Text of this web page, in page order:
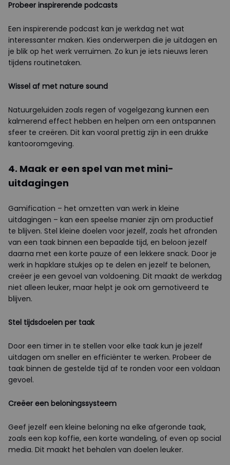
Probeer inspirerende podcasts
Een inspirerende podcast kan je werkdag net wat
interessanter maken. Kies onderwerpen die je uitdagen en
je blik op het werk verruimen. Zo kun je iets nieuws leren
tijdens routinetaken.
Wissel af met nature sound
Natuurgeluiden zoals regen of vogelgezang kunnen een
kalmerend effect hebben en helpen om een ontspannen
sfeer te creëren. Dit kan vooral prettig zijn in een drukke
kantooromgeving.
4. Maak er een spel van met mini-
uitdagingen
Gamification – het omzetten van werk in kleine
uitdagingen – kan een speelse manier zijn om productief
te blijven. Stel kleine doelen voor jezelf, zoals het afronden
van een taak binnen een bepaalde tijd, en beloon jezelf
daarna met een korte pauze of een lekkere snack. Door je
werk in hapklare stukjes op te delen en jezelf te belonen,
creëer je een gevoel van voldoening. Dit maakt de werkdag
niet alleen leuker, maar helpt je ook om gemotiveerd te
blijven.
Stel tijdsdoelen per taak
Door een timer in te stellen voor elke taak kun je jezelf
uitdagen om sneller en efficiënter te werken. Probeer de
taak binnen de gestelde tijd af te ronden voor een voldaan
gevoel.
Creëer een beloningssysteem
Geef jezelf een kleine beloning na elke afgeronde taak,
zoals een kop koffie, een korte wandeling, of even op social
media. Dit maakt het behalen van doelen leuker.